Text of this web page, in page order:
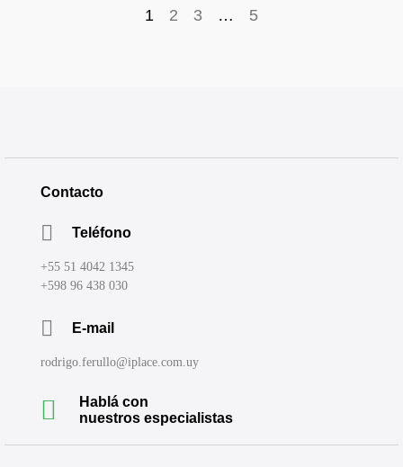
1 2 3 … 5
Contacto
Teléfono
+55 51 4042 1345
+598 96 438 030
E-mail
rodrigo.ferullo@iplace.com.uy
Hablá con
nuestros especialistas